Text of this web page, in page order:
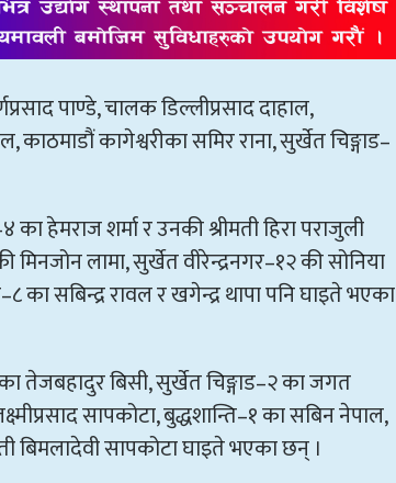
पाण्डे, चालक डिल्लीप्रसाद दाहाल,
कागेश्वरीका समिर राना, सुर्खेत चिङ्गाड–
हेमराज शर्मा र उनकी श्रीमती हिरा पराजुली
लामा, सुर्खेत वीरेन्द्रनगर–१२ की सोनिया
का सबिन्द्र रावल र खगेन्द्र थापा पनि घाइते भएका
तेजबहादुर बिसी, सुर्खेत चिङ्गाड–२ का जगत
सापकोटा, बुद्धशान्ति–१ का सबिन नेपाल,
बिमलादेवी सापकोटा घाइते भएका छन् ।